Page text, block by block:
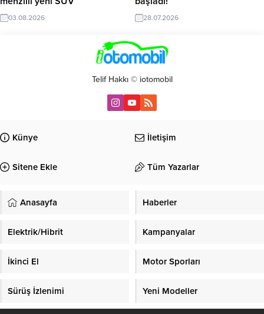
03.08.2026 28.07.2026
Telif Hakkı © iotomobil
Künye İletişim
Sitene Ekle Tüm Yazarlar
Anasayfa Haberler
Elektrik/Hibrit Kampanyalar
İkinci El Motor Sporları
Sürüş İzlenimi Yeni Modeller